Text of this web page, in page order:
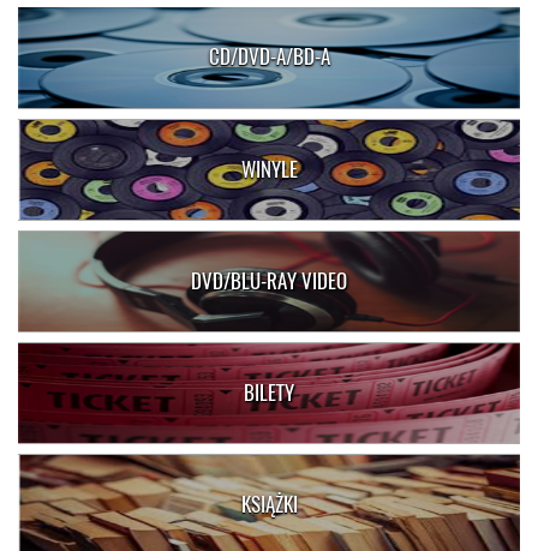
CD/DVD-A/BD-A
WINYLE
DVD/BLU-RAY VIDEO
BILETY
KSIĄŻKI